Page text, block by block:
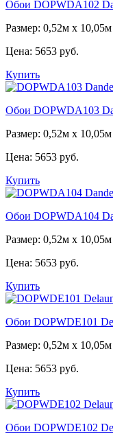
Обои DOPWDA102
Размер: 0,52м x 10,05м
Цена: 5653 руб.
Купить
Обои DOPWDA103
Размер: 0,52м x 10,05м
Цена: 5653 руб.
Купить
Обои DOPWDA104
Размер: 0,52м x 10,05м
Цена: 5653 руб.
Купить
Обои DOPWDE101
Размер: 0,52м x 10,05м
Цена: 5653 руб.
Купить
Обои DOPWDE102